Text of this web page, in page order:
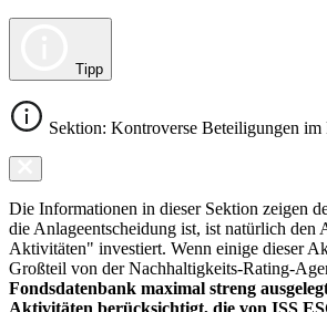
Tipp
Sektion: Kontroverse Beteiligungen im
Die Informationen in dieser Sektion zeigen
die Anlageentscheidung ist, ist natürlich den
Aktivitäten" investiert. Wenn einige dieser
Großteil von der Nachhaltigkeits-Rating-
Fondsdatenbank maximal streng
Aktivitäten berücksichtigt, die von ISS